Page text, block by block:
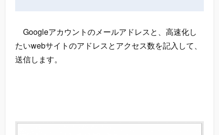
Googleアカウントのメールアドレスと、高速化し
たいwebサイトのアドレスとアクセス数を記入して、
送信します。